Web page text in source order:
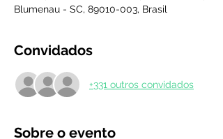
Blumenau - SC, 89010-003, Brasil
Convidados
+331 outros convidados
Sobre o evento